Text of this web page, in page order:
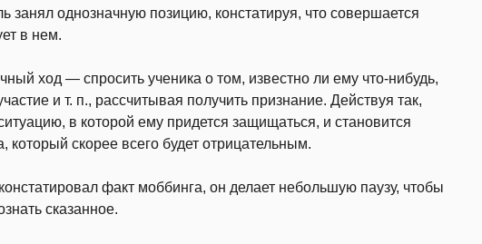
занял однозначную позицию, конста­тируя, что совершается
в нем.
ход — спросить ученика о том, известно ли ему что-нибудь,
и т. п., рассчитывая получить при­знание. Действуя так,
в которой ему придется защищаться, и становится
который скорее всего будет отрицательным.
факт моббинга, он делает небольшую паузу, чтобы
сказанное.